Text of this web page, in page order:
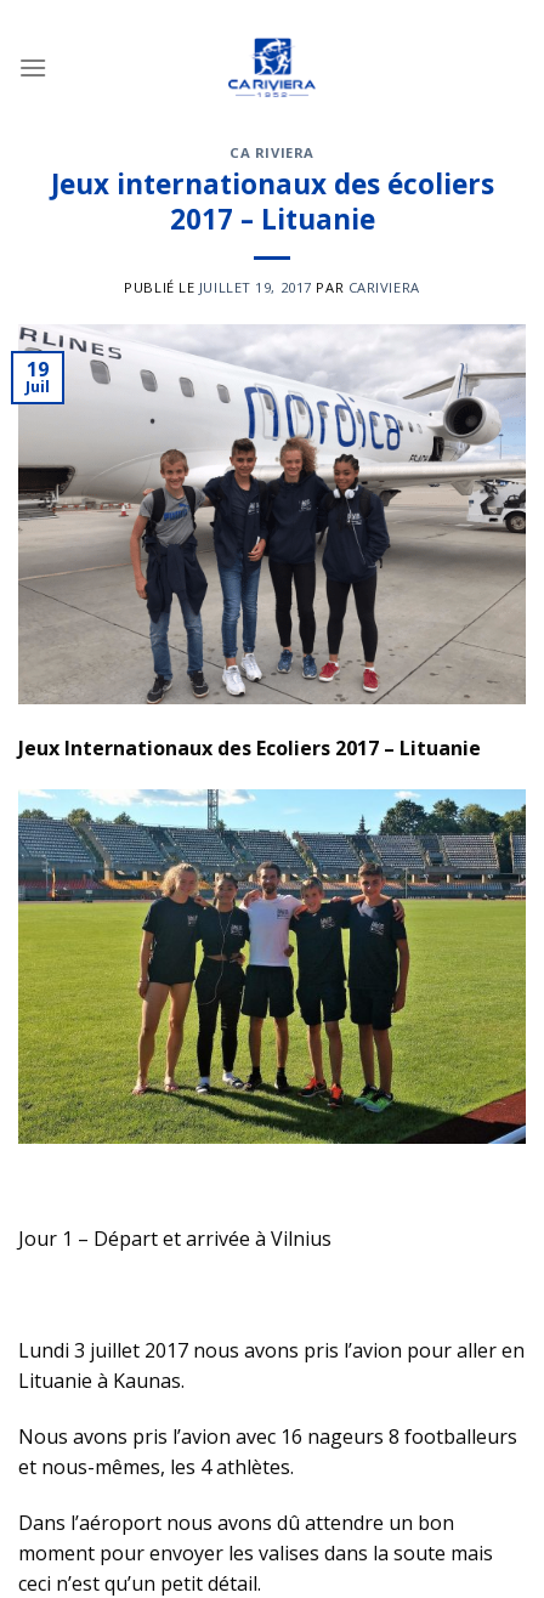
contenu
CA RIVIERA
Jeux internationaux des écoliers
2017 – Lituanie
PUBLIÉ LE JUILLET 19, 2017 PAR CARIVIERA
19
Juil
Jeux Internationaux des Ecoliers 2017 – Lituanie
Jour 1 – Départ et arrivée à Vilnius
Lundi 3 juillet 2017 nous avons pris l’avion pour aller en
Lituanie à Kaunas.
Nous avons pris l’avion avec 16 nageurs 8 footballeurs
et nous-mêmes, les 4 athlètes.
Dans l’aéroport nous avons dû attendre un bon
moment pour envoyer les valises dans la soute mais
ceci n’est qu’un petit détail.